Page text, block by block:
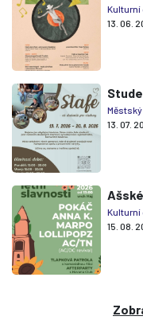
Kulturní
13. 06.
13. 07.
Kulturní
15. 08.